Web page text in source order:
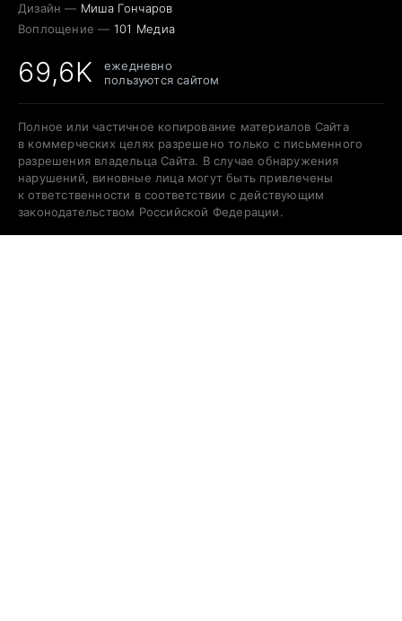
Дизайн — Миша Гончаров
Воплощение — 101 Медиа
69,6K
ежедневно
пользуются сайтом
Полное или частичное копирование материалов Сайта
в коммерческих целях разрешено только с письменного
разрешения владельца Сайта. В случае обнаружения
нарушений, виновные лица могут быть привлечены
к ответственности в соответствии с действующим
законодательством Российской Федерации.